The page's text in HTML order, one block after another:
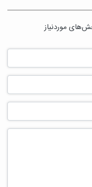
موردنیاز